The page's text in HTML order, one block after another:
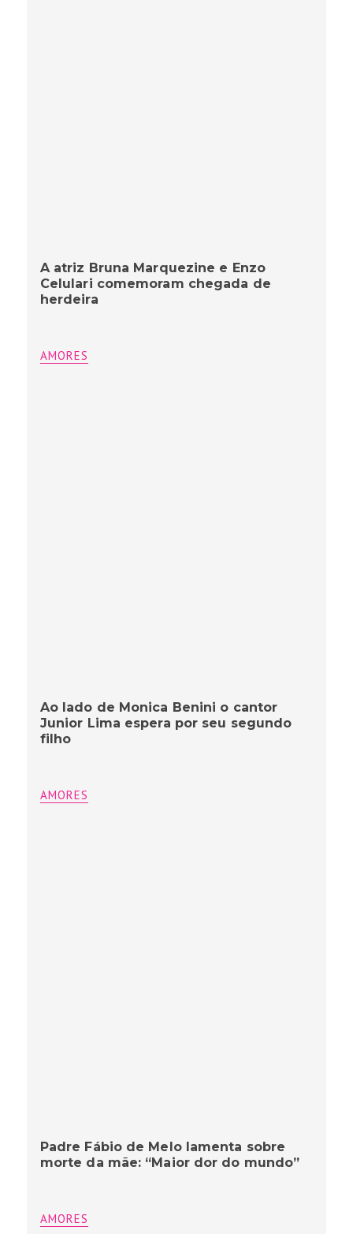
A atriz Bruna Marquezine e Enzo
Celulari comemoram chegada de
herdeira
AMORES
Ao lado de Monica Benini o cantor
Junior Lima espera por seu segundo
filho
AMORES
Padre Fábio de Melo lamenta sobre
morte da mãe: “Maior dor do mundo”
AMORES